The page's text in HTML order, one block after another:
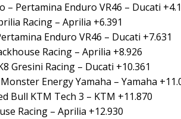
– Pertamina Enduro VR46 – Ducati
Racing – Aprilia +6.391
Enduro VR46 – Ducati +7.631
Racing – Aprilia +8.926
Gresini Racing – Ducati +10.361
Energy Yamaha – Yamaha
Bull KTM Tech 3 – KTM +11.870
Racing – Aprilia +12.930